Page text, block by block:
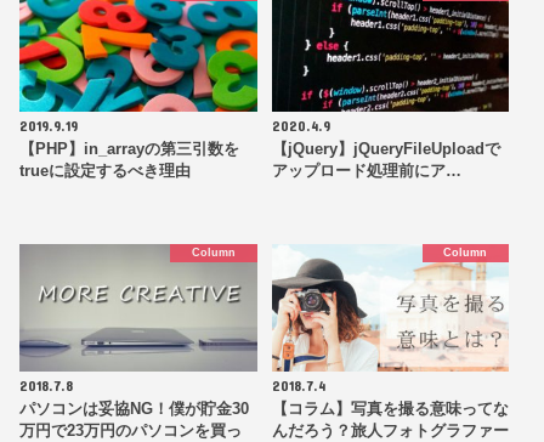
2019.9.19
【PHP】in_arrayの第三引数を
trueに設定するべき理由
2020.4.9
【jQuery】jQueryFileUploadで
アップロード処理前にア…
Column
2018.7.8
パソコンは妥協NG！僕が貯金30
万円で23万円のパソコンを買っ
Column
2018.7.4
【コラム】写真を撮る意味ってな
んだろう？旅人フォトグラファー